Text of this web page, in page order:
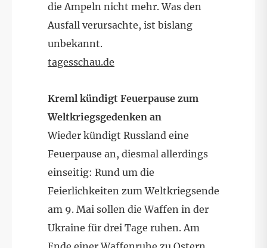
die Ampeln nicht mehr. Was den
Ausfall verursachte, ist bislang
unbekannt.
tagesschau.de
Kreml kündigt Feuerpause zum
Weltkriegsgedenken an
Wieder kündigt Russland eine
Feuerpause an, diesmal allerdings
einseitig: Rund um die
Feierlichkeiten zum Weltkriegsende
am 9. Mai sollen die Waffen in der
Ukraine für drei Tage ruhen. Am